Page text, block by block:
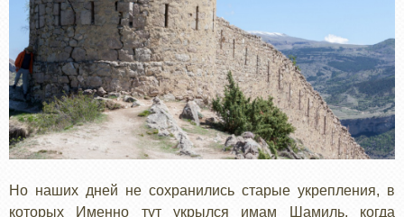
Но наших дней не сохранились старые укрепления, в
которых Именно тут укрылся имам Шамиль, когда